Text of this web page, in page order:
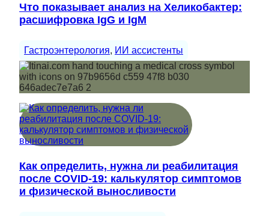
Что показывает анализ на Хеликобактер:
расшифровка IgG и IgM
Гастроэнтерология, ИИ ассистенты
Как определить, нужна ли реабилитация
после COVID-19: калькулятор симптомов
и физической выносливости